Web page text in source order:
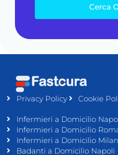
Cerca
Privacy Policy Cookie
Infermieri a Domicilio
Infermieri a Domicilio
Infermieri a Domicilio
Badanti a Domicilio Napoli